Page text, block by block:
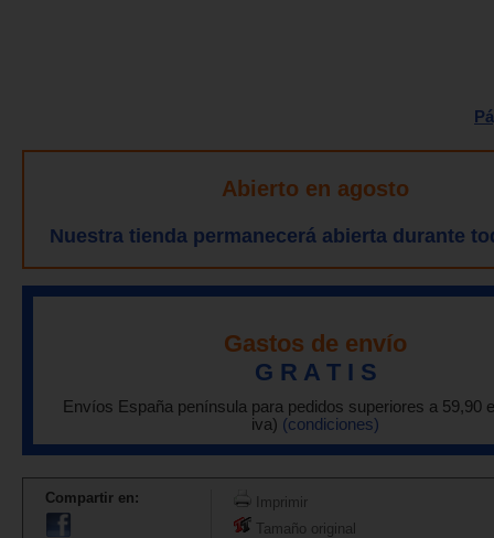
Abierto en agosto
Nuestra tienda permanecerá abierta durante
Gastos de envío
G R A T I S
Envíos España península para pedidos superiores a 59,90
iva) (condiciones)
Compartir en:
Imprimir
Tamaño original